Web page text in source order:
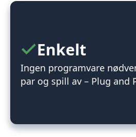
Enkelt
Ingen programvare
par og spill av – Plug and